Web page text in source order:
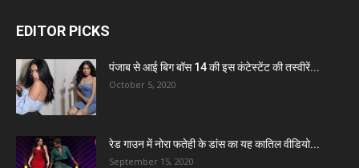
EDITOR PICKS
पंजाब से आई बिग बॉस 14 की इस कंटेस्टेंट की तस्वीरें...
October 5, 2020
रेड गाउन में नोरा फतेही के डांस का यह कातिल वीडियो...
September 15, 2020